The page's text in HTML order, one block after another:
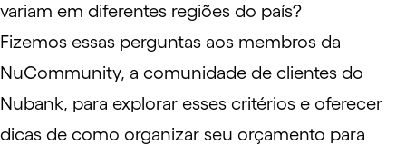
variam em diferentes regiões do país?
Fizemos essas perguntas aos membros da
NuCommunity, a comunidade de clientes do
Nubank, para explorar esses critérios e oferecer
dicas de como organizar seu orçamento para